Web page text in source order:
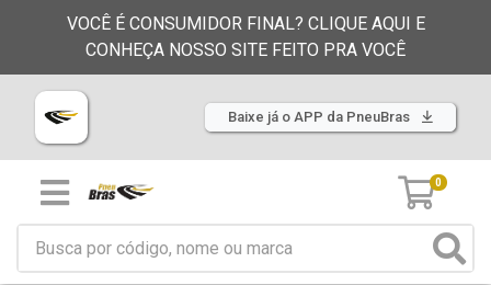
VOCÊ É CONSUMIDOR FINAL? CLIQUE AQUI E
CONHEÇA NOSSO SITE FEITO PRA VOCÊ
Baixe já o APP da PneuBras
0